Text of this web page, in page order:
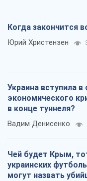
Когда закончится
Юрий Христензен
Украина вступила в
экономического
в конце туннеля?
Вадим Денисенко
Чей будет Крым,
украинских
могут назвать